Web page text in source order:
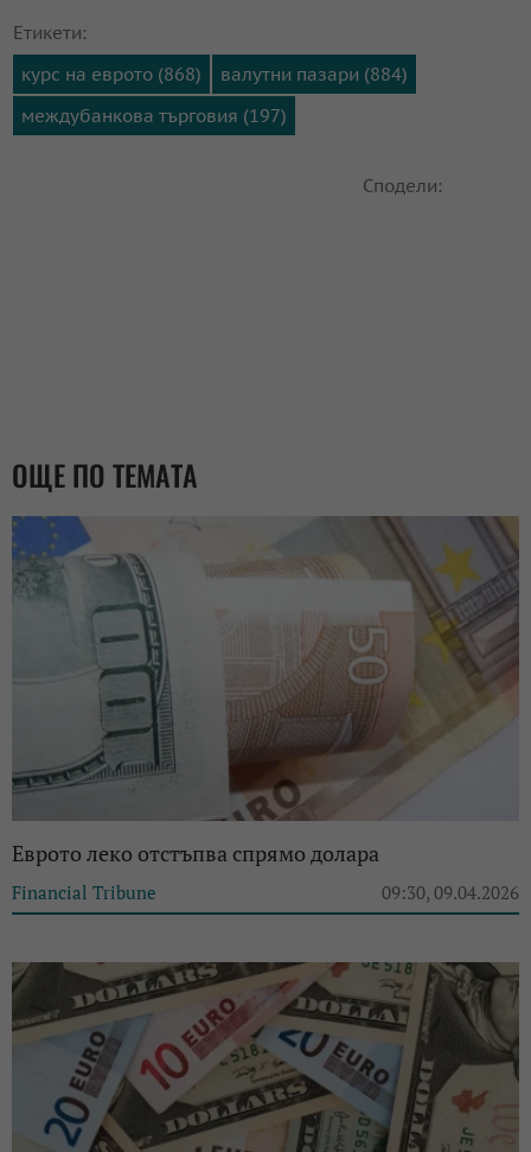
Етикети:
курс на еврото (868)
валутни пазари (884)
междубанкова търговия (197)
Сподели:
ОЩЕ ПО ТЕМАТА
Еврото леко отстъпва спрямо долара
Financial Tribune 09:30, 09.04.2026